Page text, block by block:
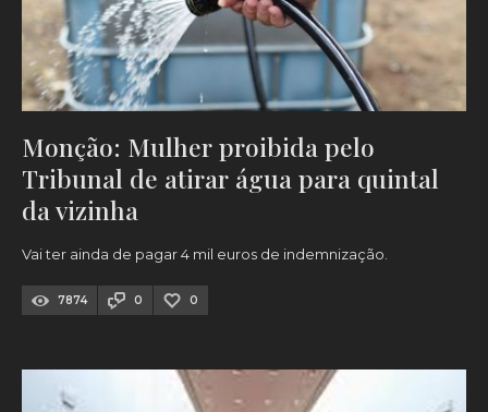
Monção: Mulher proibida pelo
Tribunal de atirar água para quintal
da vizinha
Vai ter ainda de pagar 4 mil euros de indemnização.
7874 0 0